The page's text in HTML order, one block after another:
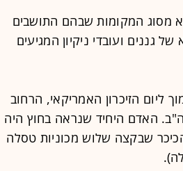
מסוג המקומות שבהם התושבים
גננים ועובדי ניקיון המגיעים
ליום הזיכרון האמריקאי, הרחוב
האדם היחיד שנראה בחוץ היה
שבקצה שלוש מכוניות טסלה